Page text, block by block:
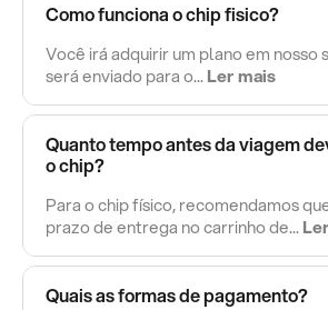
Como funciona o chip fisico?
Você irá adquirir um plano em nosso
será enviado para o...Ler mais
Quanto tempo antes da viagem
o chip?
Para o chip físico, recomendamos
prazo de entrega no carrinho de...
Quais as formas de pagamento?